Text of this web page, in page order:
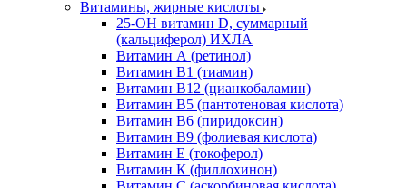
Витамины, жирные кислоты
25-OH витамин D, суммарный
(кальциферол) ИХЛА
Витамин А (ретинол)
Витамин В1 (тиамин)
Витамин В12 (цианкобаламин)
Витамин В5 (пантотеновая кислота)
Витамин В6 (пиридоксин)
Витамин В9 (фолиевая кислота)
Витамин Е (токоферол)
Витамин К (филлохинон)